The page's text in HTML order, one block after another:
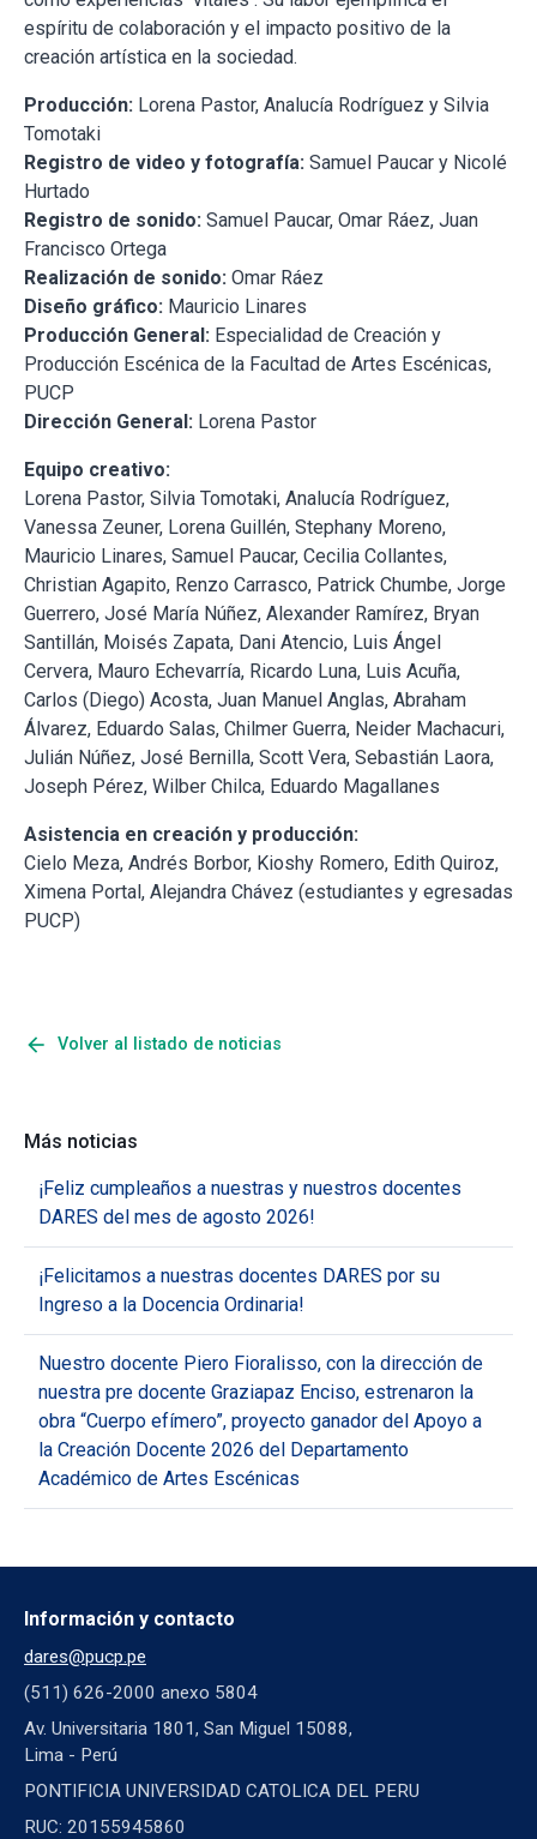
espíritu de colaboración y el impacto positivo de la
creación artística en la sociedad.
Producción: Lorena Pastor, Analucía Rodríguez y Silvia
Tomotaki
Registro de video y fotografía: Samuel Paucar y Nicolé
Hurtado
Registro de sonido: Samuel Paucar, Omar Ráez, Juan
Francisco Ortega
Realización de sonido: Omar Ráez
Diseño gráfico: Mauricio Linares
Producción General: Especialidad de Creación y
Producción Escénica de la Facultad de Artes Escénicas,
PUCP
Dirección General: Lorena Pastor
Equipo creativo:
Lorena Pastor, Silvia Tomotaki, Analucía Rodríguez,
Vanessa Zeuner, Lorena Guillén, Stephany Moreno,
Mauricio Linares, Samuel Paucar, Cecilia Collantes,
Christian Agapito, Renzo Carrasco, Patrick Chumbe, Jorge
Guerrero, José María Núñez, Alexander Ramírez, Bryan
Santillán, Moisés Zapata, Dani Atencio, Luis Ángel
Cervera, Mauro Echevarría, Ricardo Luna, Luis Acuña,
Carlos (Diego) Acosta, Juan Manuel Anglas, Abraham
Álvarez, Eduardo Salas, Chilmer Guerra, Neider Machacuri,
Julián Núñez, José Bernilla, Scott Vera, Sebastián Laora,
Joseph Pérez, Wilber Chilca, Eduardo Magallanes
Asistencia en creación y producción:
Cielo Meza, Andrés Borbor, Kioshy Romero, Edith Quiroz,
Ximena Portal, Alejandra Chávez (estudiantes y egresadas
PUCP)
arrow_back Volver al listado de noticias
Más noticias
¡Feliz cumpleaños a nuestras y nuestros docentes
DARES del mes de agosto 2026!
¡Felicitamos a nuestras docentes DARES por su
Ingreso a la Docencia Ordinaria!
Nuestro docente Piero Fioralisso, con la dirección de
nuestra pre docente Graziapaz Enciso, estrenaron la
obra “Cuerpo efímero”, proyecto ganador del Apoyo a
la Creación Docente 2026 del Departamento
Académico de Artes Escénicas
Información y contacto
dares@pucp.pe
(511) 626-2000 anexo 5804
Av. Universitaria 1801, San Miguel 15088,
Lima - Perú
PONTIFICIA UNIVERSIDAD CATOLICA DEL PERU
RUC: 20155945860